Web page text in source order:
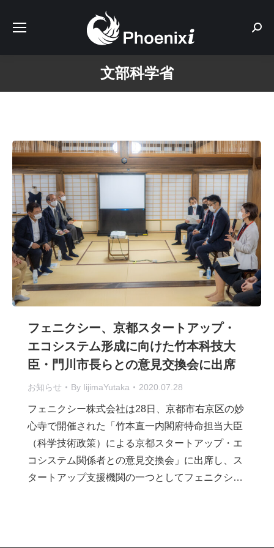
文部科学省
フェニクシー、京都スタートアップ・
エコシステム形成に向けた竹本科技大
臣・門川市長らとの意見交換会に出席
お知らせ By IijimaYutaka 2020.07.28
フェニクシー株式会社は28日、京都市右京区の妙
心寺で開催された「竹本直一内閣府特命担当大臣
（科学技術政策）による京都スタートアップ・エ
コシステム関係者との意見交換会」に出席し、ス
タートアップ支援機関の一つとしてフェニクシ…